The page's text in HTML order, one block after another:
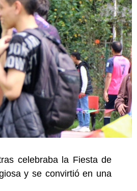
celebraba la Fiesta de
y se convirtió en una